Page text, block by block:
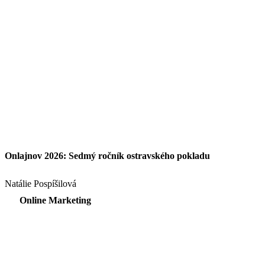
Onlajnov 2026: Sedmý ročník ostravského pokladu
Natálie Pospíšilová
Online Marketing